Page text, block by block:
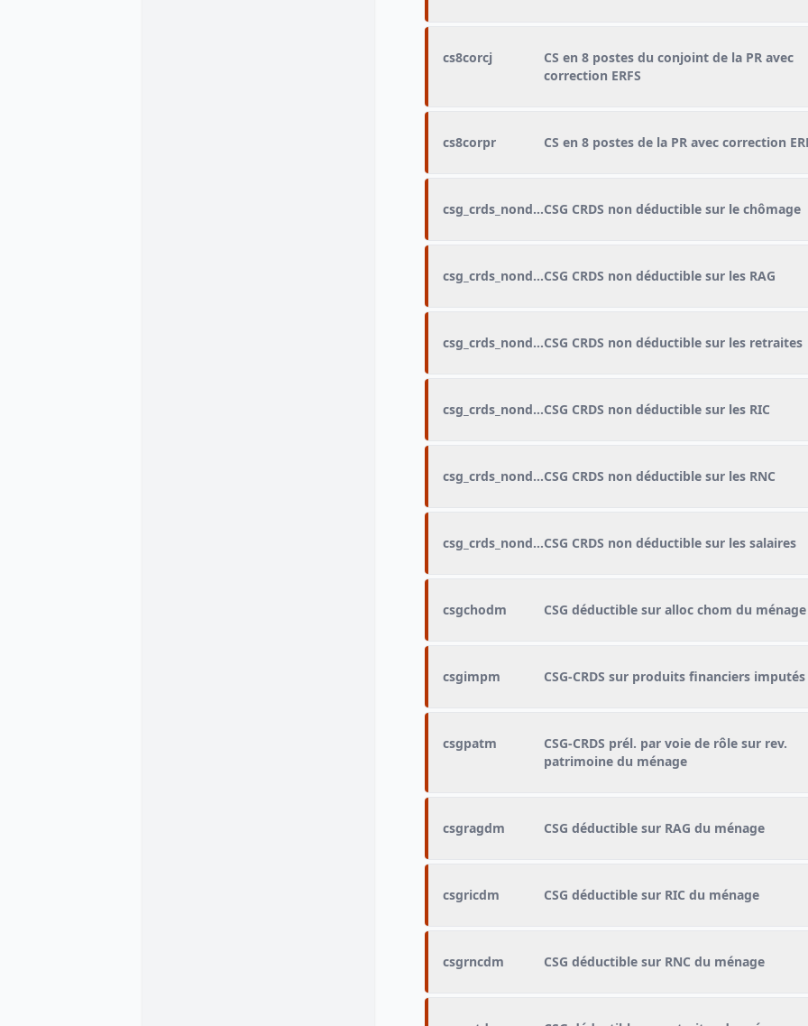
cs8corcj
CS en 8 postes du conjoint de la PR avec
correction ERFS
cs8corpr CS en 8 postes de la PR avec correction
csg_crds_nondeductible_chomage
CSG CRDS non déductible sur le chômage
csg_crds_nondeductible_ragCSG CRDS non déductible sur les RAG
csg_crds_nondeductible_retraitesCSG CRDS non déductible sur les retraites
csg_crds_nondeductible_ricCSG CRDS non déductible sur les RIC
csg_crds_nondeductible_rncCSG CRDS non déductible sur les RNC
csg_crds_nondeductible_salairesCSG CRDS non déductible sur les salaires
csgchodm CSG déductible sur alloc chom du ménage
csgimpm CSG-CRDS sur produits financiers imputés
csgpatm
CSG-CRDS prél. par voie de rôle sur rev.
patrimoine du ménage
csgragdm CSG déductible sur RAG du ménage
csgricdm CSG déductible sur RIC du ménage
csgrncdm CSG déductible sur RNC du ménage